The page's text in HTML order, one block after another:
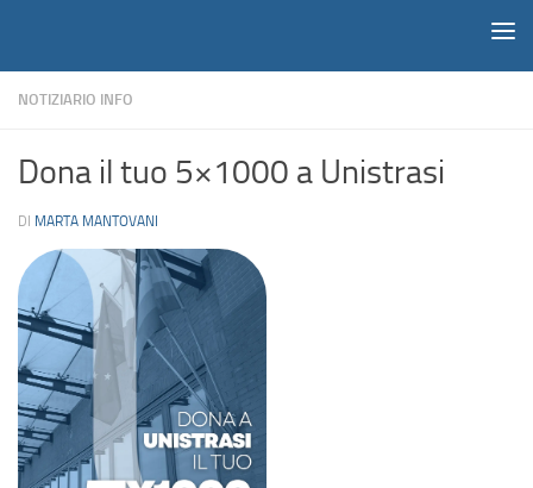
NOTIZIARIO INFO
Dona il tuo 5×1000 a Unistrasi
DI MARTA MANTOVANI